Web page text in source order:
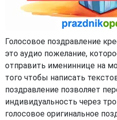
Голосовое поздравление
это аудио пожелание,
отправить имениннице на
того чтобы написать
поздравление позволяет
индивидуальность через
голосовое оригинальное